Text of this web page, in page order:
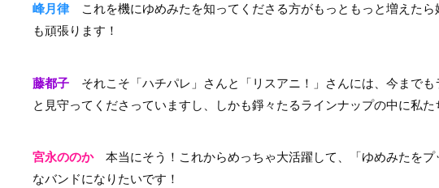
峰月律 これを機にゆめみたを知ってくださる方がもっともっと増えた
も頑張ります！
藤都子 それこそ「ハチパレ」さんと「リスアニ！」さんには、今まで
と見守ってくださっていますし、しかも錚々たるラインナップの中に私た
宮永ののか本当にそう！これからめっちゃ大活躍して、「ゆめみたをプ
なバンドになりたいです！